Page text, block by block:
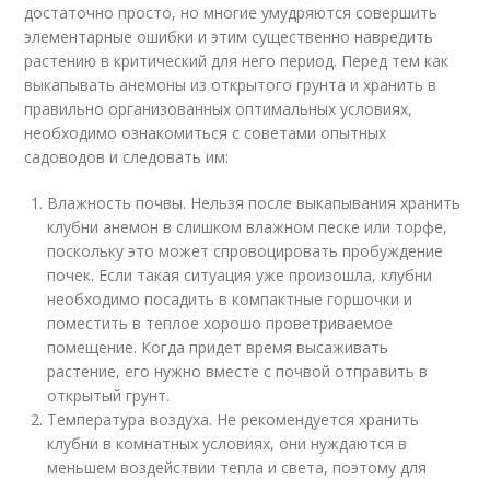
достаточно просто, но многие умудряются совершить
элементарные ошибки и этим существенно навредить
растению в критический для него период. Перед тем как
выкапывать анемоны из открытого грунта и хранить в
правильно организованных оптимальных условиях,
необходимо ознакомиться с советами опытных
садоводов и следовать им:
Влажность почвы. Нельзя после выкапывания хранить
клубни анемон в слишком влажном песке или торфе,
поскольку это может спровоцировать пробуждение
почек. Если такая ситуация уже произошла, клубни
необходимо посадить в компактные горшочки и
поместить в теплое хорошо проветриваемое
помещение. Когда придет время высаживать
растение, его нужно вместе с почвой отправить в
открытый грунт.
Температура воздуха. Не рекомендуется хранить
клубни в комнатных условиях, они нуждаются в
меньшем воздействии тепла и света, поэтому для